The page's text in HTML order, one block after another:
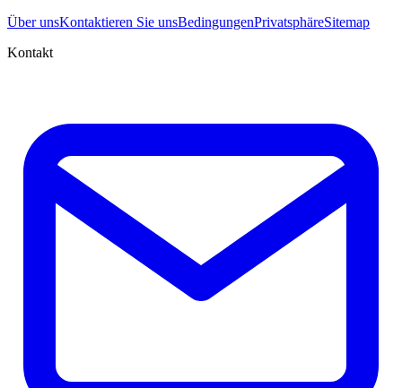
Über unsKontaktieren Sie unsBedingungenPrivatsphäreSitemap
Kontakt